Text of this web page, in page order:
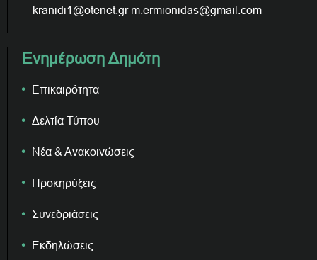
kranidi1@otenet.gr m.ermionidas@gmail.com
Ενημέρωση Δημότη
Επικαιρότητα
Δελτία Τύπου
Νέα & Ανακοινώσεις
Προκηρύξεις
Συνεδριάσεις
Εκδηλώσεις